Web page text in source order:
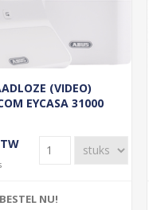
(VIDEO)
EYCASA 31000
BESTEL NU!